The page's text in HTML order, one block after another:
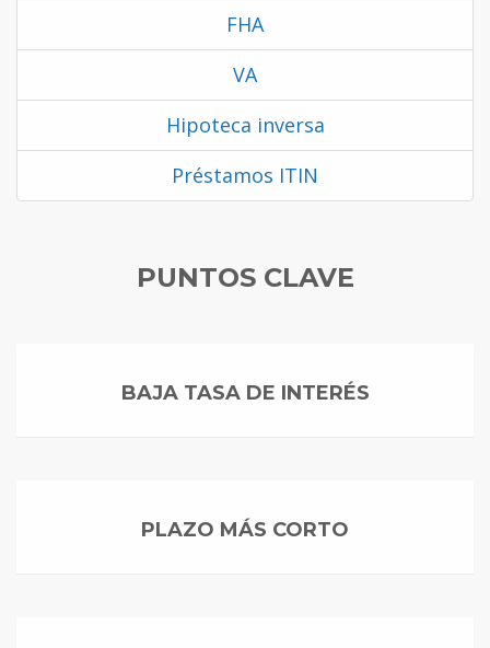
FHA
VA
Hipoteca inversa
Préstamos ITIN
PUNTOS CLAVE
BAJA TASA DE INTERÉS
PLAZO MÁS CORTO